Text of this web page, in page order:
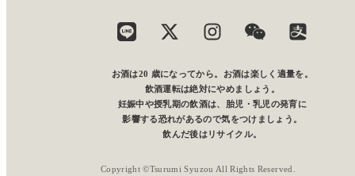
お酒は20 歳になってから。お酒は楽しく適量を。
飲酒運転は絶対にやめましょう。
妊娠中や授乳期の飲酒は、胎児・乳児の発育に
影響する恐れがあるので気をつけましょう。
飲んだ後はリサイクル。
Copyright ©Tsurumi Syuzou All Rights Reserved.